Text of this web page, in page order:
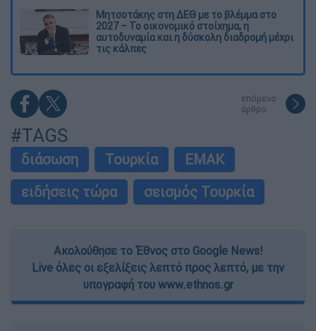
Μητσοτάκης στη ΔΕΘ με το βλέμμα στο
2027 – Το οικονομικό στοίχημα, η
αυτοδυναμία και η δύσκολη διαδρομή μέχρι
τις κάλπες
επόμενο
άρθρο
#TAGS
διάσωση Τουρκία
ΕΜΑΚ
ειδήσεις τώρα
σεισμός Τουρκία
Ακολούθησε το Έθνος στο Google News!
Live όλες οι εξελίξεις λεπτό προς λεπτό, με την
υπογραφή του www.ethnos.gr